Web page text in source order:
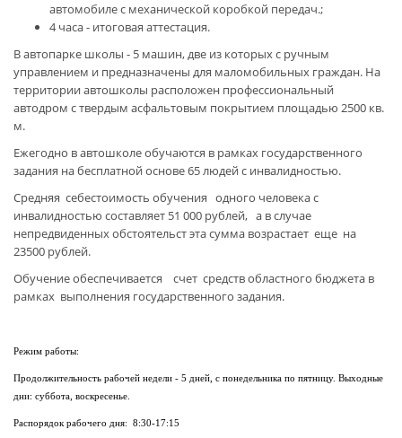
автомобиле с механической коробкой передач.;
4 часа - итоговая аттестация.
В автопарке школы - 5 машин, две из которых с ручным
управлением и предназначены для маломобильных граждан. На
территории автошколы расположен профессиональный
автодром с твердым асфальтовым покрытием площадью 2500 кв.
м.
Ежегодно в автошколе обучаются в рамках государственного
задания на бесплатной основе 65 людей с инвалидностью.
Средняя себестоимость обучения одного человека с
инвалидностью составляет 51 000 рублей, а в случае
непредвиденных обстоятельст эта сумма возрастает еще на
23500 рублей.
Обучение обеспечивается счет средств областного бюджета в
рамках выполнения государственного задания.
Режим работы:
Продолжительность рабочей недели - 5 дней, с понедельника по пятницу. Выходные
дни: суббота, воскресенье.
Распорядок рабочего дня: 8:30-17:15